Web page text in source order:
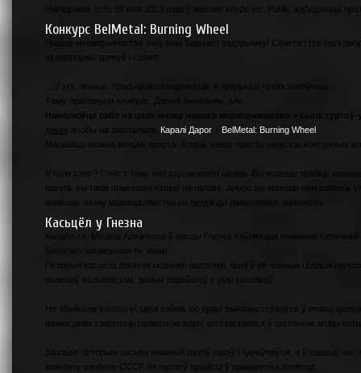
Нагадваем, што 18 мая 2013 года ў мінскім клубе Re: Public адбудзецца
Конкурс BelMetal: Burning Wheel
Нашае мерапрыемства зноў мае бодыарт падтрымку! Сёлета гэта былі
ім вялізарны дзякуй і салют.
… Гэта, лічыце, традыцыя складваецца! А традыцыі трэба захоўваць.
Таму прапануем конкурс. Даволі банальны, але…
Намалюйце сабе на целе назву нашага мерапрыемства + сьпіс гуртоў-
дзьве
асобы на фестываль Каралі Дарог BelMetal: Burning Wheel
Маляваць можна вельмі проста. Хопіць нават проста напісаць контурным
У чым сэнс? Сэнс у тым, каб атрымалася цікава. Вы можаце зрабіць
пакуль вы такія прыгожыя стаіцё на галаве. Альбо вы можаце
напісаць назву мерапрыемства на грудзі ды дамаляваць афігенскіх
Касьцёл у Гнезна
Касцёл св. Міхаіла Архангела ў вёсцы Гнезна з'яўляецца помнікам гатычнай
Беларусі захавалася не шмат.
Гісторыя касцёла багатая рознымі падзеямі, былі ў ёй чорныя і белыя
належаў кальвіністам, затым перайшоў у рукі католікаў.
Не абыйшла касцёл ні адна вайна, бо храм выкарыстоўваўся ў якасці
цяжкіх днях сведчыць гарматнае ядро, штозасталося ў цагляным муры
За сваю гісторыю касцёл некалькі разоў гарэў і аднаўляўся, а ў савецкі
моманту развалу СССР ён паспеў прыйсці ў прыкметны заняпад.